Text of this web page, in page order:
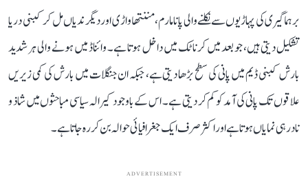
برہماگیری کی پہاڑیوں سے نکلنے والی پانامارم، مننتھاواڑی اور دیگر ندیاں مل کر کبنی دریا
تشکیل دیتی ہیں، جو بعد میں کرناٹک میں داخل ہوتا ہے۔ وائناڈ میں ہونے والی ہر شدید
بارش کبنی ڈیم میں پانی کی سطح بڑھا دیتی ہے، جبکہ ان جنگلات میں بارش کی کمی زیریں
علاقوں تک پانی کی آمد کو کم کر دیتی ہے۔ اس کے باوجود کیرالہ سیاسی مباحثوں میں شاذ و
نادر ہی نمایاں ہوتا ہے اور اکثر صرف ایک جغرافیائی حوالہ بن کر رہ جاتا ہے۔
ADVERTISEMENT